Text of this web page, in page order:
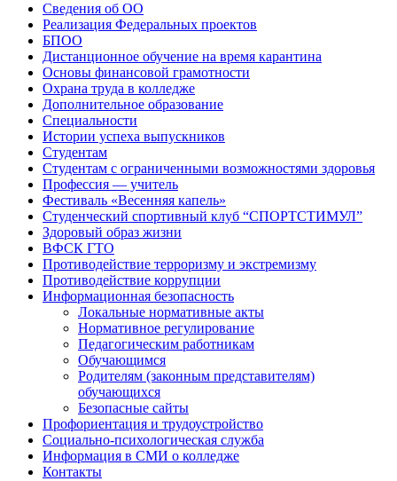
Сведения об ОО
Реализация Федеральных проектов
БПОО
Дистанционное обучение на время карантина
Основы финансовой грамотности
Охрана труда в колледже
Дополнительное образование
Специальности
Истории успеха выпускников
Студентам
Студентам с ограниченными возможностями здоровья
Профессия — учитель
Фестиваль «Весенняя капель»
Студенческий спортивный клуб “СПОРТСТИМУЛ”
Здоровый образ жизни
ВФСК ГТО
Противодействие терроризму и экстремизму
Противодействие коррупции
Информационная безопасность
Локальные нормативные акты
Нормативное регулирование
Педагогическим работникам
Обучающимся
Родителям (законным представителям)
обучающихся
Безопасные сайты
Профориентация и трудоустройство
Социально-психологическая служба
Информация в СМИ о колледже
Контакты